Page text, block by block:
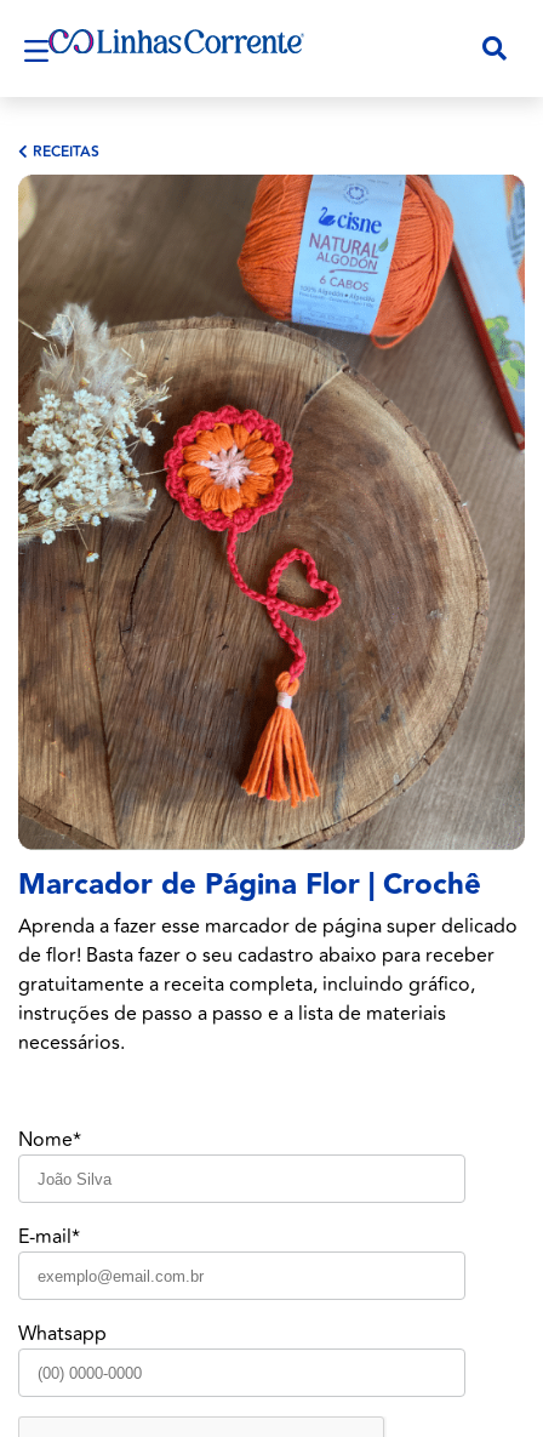
RECEITAS
Marcador de Página Flor | Crochê
Aprenda a fazer esse marcador de página super delicado
de flor! Basta fazer o seu cadastro abaixo para receber
gratuitamente a receita completa, incluindo gráfico,
instruções de passo a passo e a lista de materiais
necessários.
Nome*
E-mail*
Whatsapp